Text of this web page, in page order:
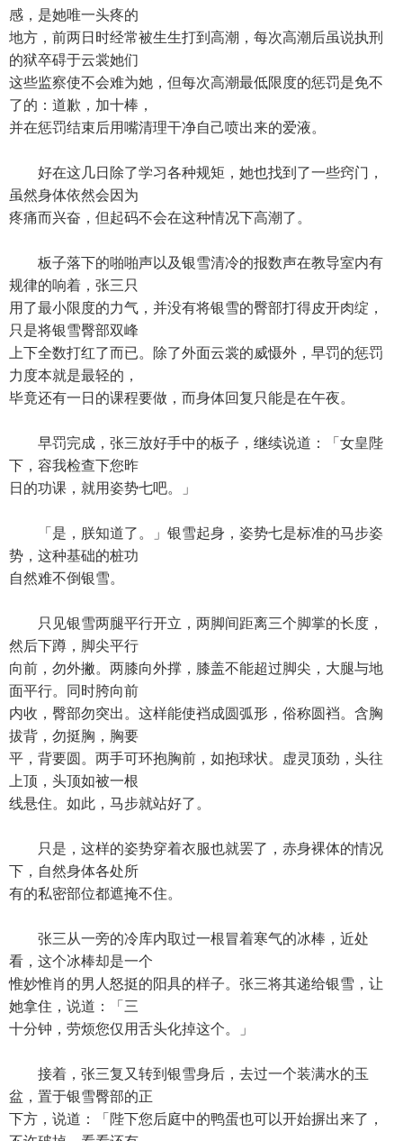
感，是她唯一头疼的
地方，前两日时经常被生生打到高潮，每次高潮后虽说执刑
的狱卒碍于云裳她们
这些监察使不会难为她，但每次高潮最低限度的惩罚是免不
了的：道歉，加十棒，
并在惩罚结束后用嘴清理干净自己喷出来的爱液。
好在这几日除了学习各种规矩，她也找到了一些窍门，
虽然身体依然会因为
疼痛而兴奋，但起码不会在这种情况下高潮了。
板子落下的啪啪声以及银雪清冷的报数声在教导室内有
规律的响着，张三只
用了最小限度的力气，并没有将银雪的臀部打得皮开肉绽，
只是将银雪臀部双峰
上下全数打红了而已。除了外面云裳的威慑外，早罚的惩罚
力度本就是最轻的，
毕竟还有一日的课程要做，而身体回复只能是在午夜。
早罚完成，张三放好手中的板子，继续说道：「女皇陛
下，容我检查下您昨
日的功课，就用姿势七吧。」
「是，朕知道了。」银雪起身，姿势七是标准的马步姿
势，这种基础的桩功
自然难不倒银雪。
只见银雪两腿平行开立，两脚间距离三个脚掌的长度，
然后下蹲，脚尖平行
向前，勿外撇。两膝向外撑，膝盖不能超过脚尖，大腿与地
面平行。同时胯向前
内收，臀部勿突出。这样能使裆成圆弧形，俗称圆裆。含胸
拔背，勿挺胸，胸要
平，背要圆。两手可环抱胸前，如抱球状。虚灵顶劲，头往
上顶，头顶如被一根
线悬住。如此，马步就站好了。
只是，这样的姿势穿着衣服也就罢了，赤身裸体的情况
下，自然身体各处所
有的私密部位都遮掩不住。
张三从一旁的冷库内取过一根冒着寒气的冰棒，近处
看，这个冰棒却是一个
惟妙惟肖的男人怒挺的阳具的样子。张三将其递给银雪，让
她拿住，说道：「三
十分钟，劳烦您仅用舌头化掉这个。」
接着，张三复又转到银雪身后，去过一个装满水的玉
盆，置于银雪臀部的正
下方，说道：「陛下您后庭中的鸭蛋也可以开始摒出来了，